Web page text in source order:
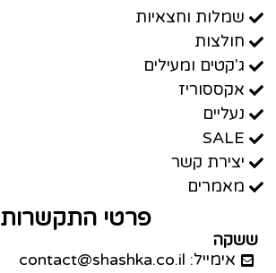
שמלות וחצאיות
חולצות
ג'קטים ומעילים
אקססוריז
נעליים
SALE
יצירת קשר
מאמרים
פרטי התקשרות
ששקה
אימייל: contact@shashka.co.il